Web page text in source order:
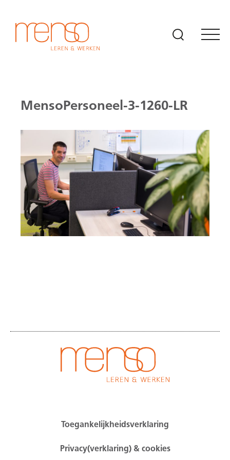
MensoPersoneel-3-1260-LR
Toegankelijkheidsverklaring
Privacy(verklaring) & cookies